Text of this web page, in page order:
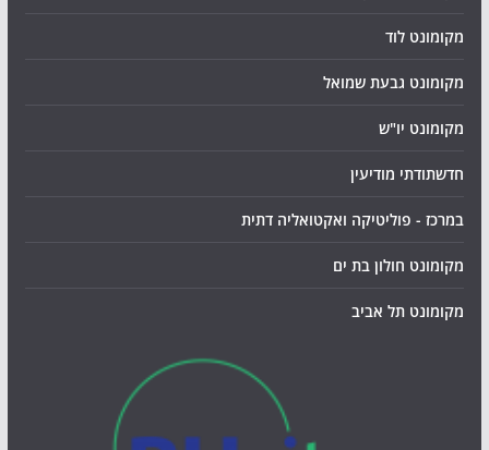
מקומונט לוד
מקומונט גבעת שמואל
מקומונט יו"ש
חדשתודתי מודיעין
במרכז - פוליטיקה ואקטואליה דתית
מקומונט חולון בת ים
מקומונט תל אביב